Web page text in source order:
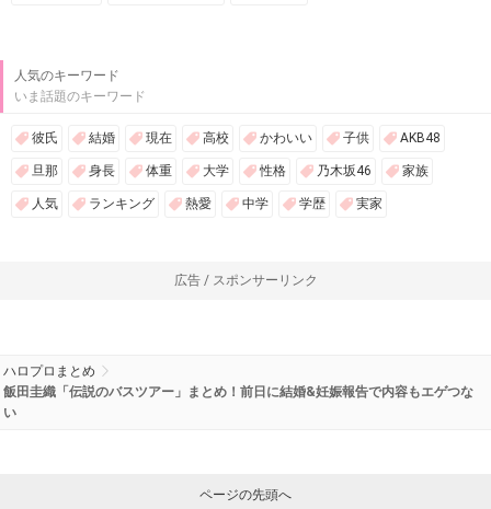
人気のキーワード
いま話題のキーワード
彼氏 結婚 現在 高校 かわいい 子供 AKB48
旦那 身長 体重 大学 性格 乃木坂46 家族
人気 ランキング 熱愛 中学 学歴 実家
広告 / スポンサーリンク
ハロプロまとめ
飯田圭織「伝説のバスツアー」まとめ！前日に結婚&妊娠報告で内容もエゲつな
い
ページの先頭へ